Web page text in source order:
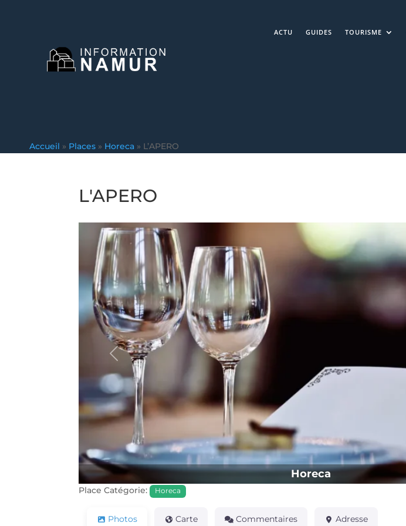
ACTU GUIDES TOURISME
Accueil » Places » Horeca » L’APERO
L'APERO
Horeca
Précédente
Place Catégorie: Horeca
Photos Carte Commentaires Adresse